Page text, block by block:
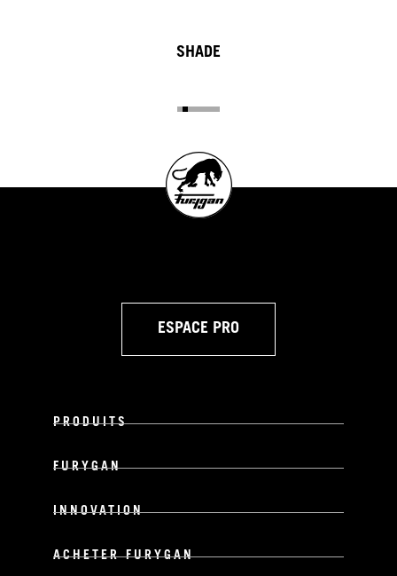
SHADE
ESPACE PRO
PRODUITS
FURYGAN
INNOVATION
ACHETER FURYGAN